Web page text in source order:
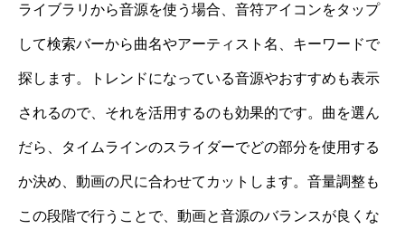
ライブラリから音源を使う場合、音符アイコンをタップ
して検索バーから曲名やアーティスト名、キーワードで
探します。トレンドになっている音源やおすすめも表示
されるので、それを活用するのも効果的です。曲を選ん
だら、タイムラインのスライダーでどの部分を使用する
か決め、動画の尺に合わせてカットします。音量調整も
この段階で行うことで、動画と音源のバランスが良くな